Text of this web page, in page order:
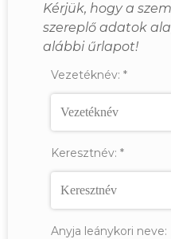
Kérjük, hogy a
szereplő adatok
alábbi űrlapot!
Vezetéknév: *
Keresztnév: *
Anyja leánykori neve: